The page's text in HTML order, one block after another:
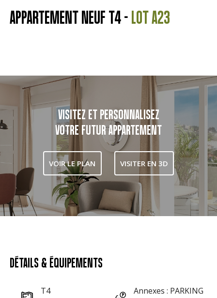
APPARTEMENT NEUF T4 - LOT A23
VISITEZ ET PERSONNALISEZ
VOTRE FUTUR APPARTEMENT
VOIR LE PLAN VISITER EN 3D
DÉTAILS & ÉQUIPEMENTS
T4
Annexes : PARKING